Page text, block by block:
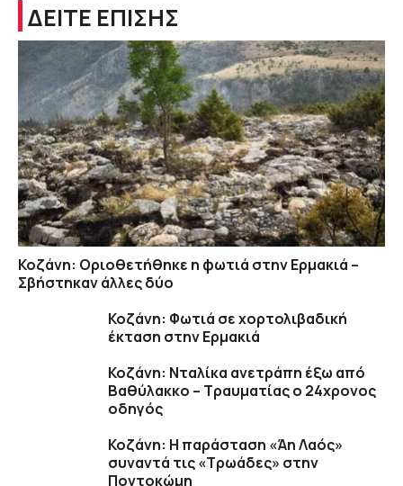
ΔΕΙΤΕ ΕΠΙΣΗΣ
Κοζάνη: Οριοθετήθηκε η φωτιά στην Ερμακιά –
Σβήστηκαν άλλες δύο
Κοζάνη: Φωτιά σε χορτολιβαδική
έκταση στην Ερμακιά
Κοζάνη: Νταλίκα ανετράπη έξω από
Βαθύλακκο – Τραυματίας ο 24χρονος
οδηγός
Κοζάνη: Η παράσταση «Άη Λαός»
συναντά τις «Τρωάδες» στην
Ποντοκώμη